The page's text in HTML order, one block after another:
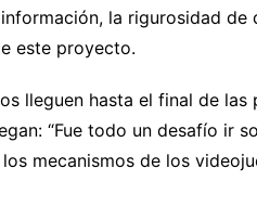
la rigurosidad de
este proyecto.
lleguen hasta el final de
“Fue todo un desafío ir
mecanismos de los